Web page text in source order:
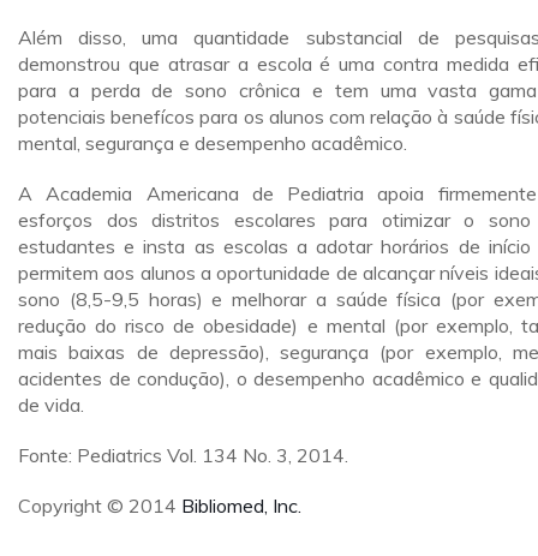
Além disso, uma quantidade substancial de
demonstrou que atrasar a escola é uma contra medida
para a perda de sono crônica e tem uma vasta
potenciais benefícos para os alunos com relação à saúde
mental, segurança e desempenho acadêmico.
A Academia Americana de Pediatria apoia
esforços dos distritos escolares para otimizar o
estudantes e insta as escolas a adotar horários de início
permitem aos alunos a oportunidade de alcançar níveis
sono (8,5-9,5 horas) e melhorar a saúde física (por
redução do risco de obesidade) e mental (por exemplo,
mais baixas de depressão), segurança (por exemplo,
acidentes de condução), o desempenho acadêmico e
de vida.
Fonte: Pediatrics Vol. 134 No. 3, 2014.
Copyright © 2014 Bibliomed, Inc.